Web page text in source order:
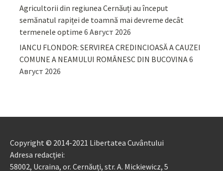
Agricultorii din regiunea Cernăuți au început
semănatul rapiței de toamnă mai devreme decât
termenele optime 6 Август 2026
IANCU FLONDOR: SERVIREA CREDINCIOASĂ A CAUZEI
COMUNE A NEAMULUI ROMÂNESC DIN BUCOVINA6
Август 2026
Copyright © 2014-2021 Libertatea Cuvântului
Adresa redacției:
58002, Ucraina, or. Cernăuți, str. A. Mickiewicz, 5